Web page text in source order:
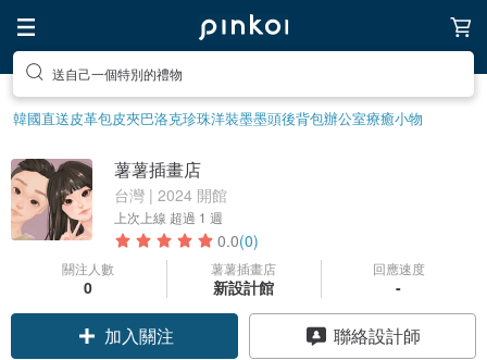
送自己一個特別的禮物
韓國直送皮革包皮夾巴洛克珍珠洋裝墨墨頭後背包辦公室療癒小物
薯薯插畫店
台灣 | 2024 開館
上次上線 超過 1 週
0.0(0)
關注人數
0
薯薯插畫店
新設計館
回應速度
-
加入關注 聯絡設計師